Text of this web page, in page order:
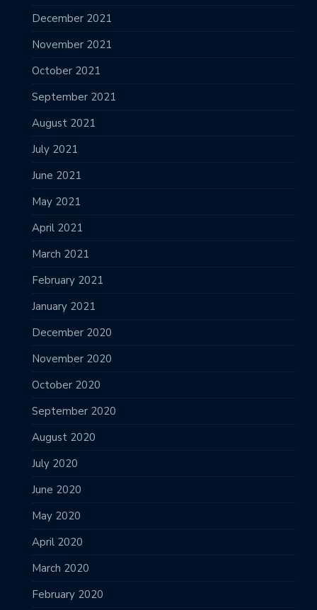
December 2021
November 2021
October 2021
September 2021
August 2021
July 2021
June 2021
May 2021
April 2021
March 2021
February 2021
January 2021
December 2020
November 2020
October 2020
September 2020
August 2020
July 2020
June 2020
May 2020
April 2020
March 2020
February 2020